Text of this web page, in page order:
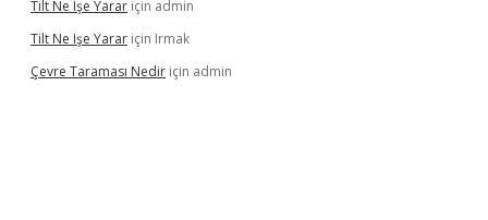
Tilt Ne Işe Yarar için admin
Tilt Ne Işe Yarar için Irmak
Çevre Taraması Nedir için admin